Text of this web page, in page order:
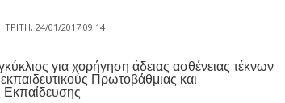
ΤΡΊΤΗ, 24/01/2017 09:14
για χορήγηση άδειας ασθένειας τέκνων
Πρωτοβάθμιας και
Εκπαίδευσης